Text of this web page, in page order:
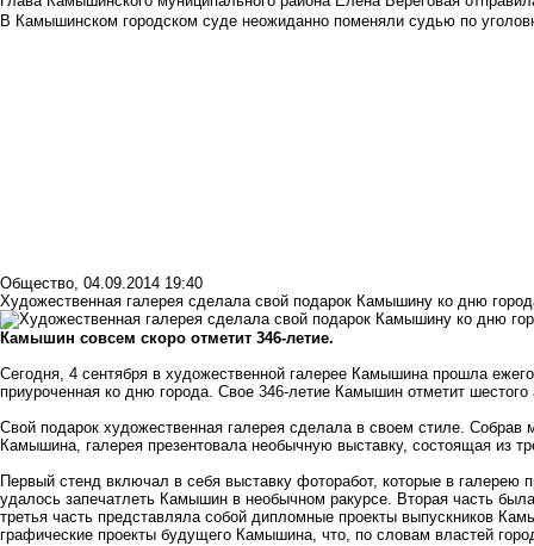
В Камышинском городском суде неожиданно поменяли судью по
Общество, 04.09.2014 19:40
Художественная галерея сделала свой подарок Камышину ко дню
Камышин совсем скоро отметит 346-летие.
Сегодня, 4 сентября в художественной галерее Камышина прошла
приуроченная ко дню города. Свое 346-летие Камышин отметит шестого
Свой подарок художественная галерея сделала в своем стиле. Собрав
Камышина, галерея презентовала необычную выставку, состоящая из
Первый стенд включал в себя выставку фоторабот, которые в
удалось запечатлеть Камышин в необычном ракурсе. Вторая часть
третья часть представляла собой дипломные проекты выпускников
графические проекты будущего Камышина, что, по словам властей